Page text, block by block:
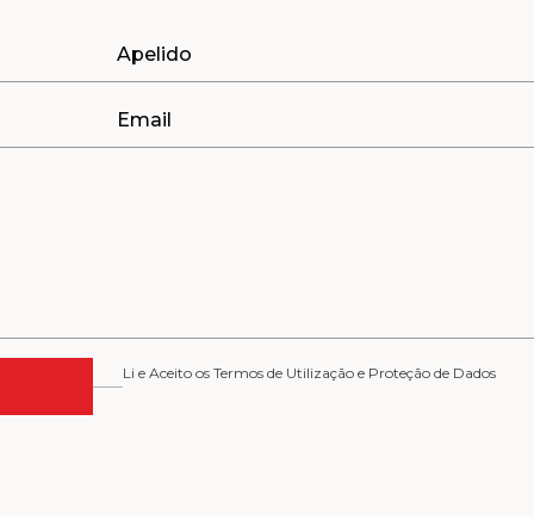
Li e Aceito os Termos de Utilização e Proteção de Dados